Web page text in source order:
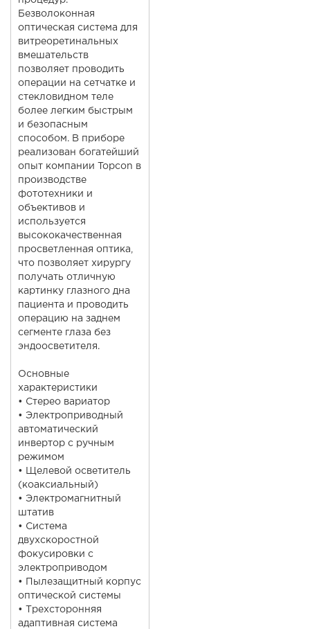
Безволоконная
оптическая система для
витреоретинальных
вмешательств
позволяет проводить
операции на сетчатке и
стекловидном теле
более легким быстрым
и безопасным
способом. В приборе
реализован богатейший
опыт компании Topcon в
производстве
фототехники и
объективов и
используется
высококачественная
просветленная оптика,
что позволяет хирургу
получать отличную
картинку глазного дна
пациента и проводить
операцию на заднем
сегменте глаза без
эндоосветителя.
Основные
характеристики
• Стерео вариатор
• Электроприводный
автоматический
инвертор с ручным
режимом
• Щелевой осветитель
(коаксиальный)
• Электромагнитный
штатив
• Система
двухскоростной
фокусировки с
электроприводом
• Пылезащитный корпус
оптической системы
• Трехсторонняя
адаптивная система